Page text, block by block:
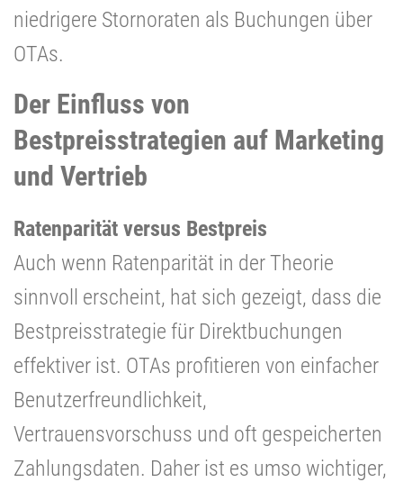
niedrigere Stornoraten als Buchungen über
OTAs.
Der Einfluss von
Bestpreisstrategien auf Marketing
und Vertrieb
Ratenparität versus Bestpreis
Auch wenn Ratenparität in der Theorie
sinnvoll erscheint, hat sich gezeigt, dass die
Bestpreisstrategie für Direktbuchungen
effektiver ist. OTAs profitieren von einfacher
Benutzerfreundlichkeit,
Vertrauensvorschuss und oft gespeicherten
Zahlungsdaten. Daher ist es umso wichtiger,